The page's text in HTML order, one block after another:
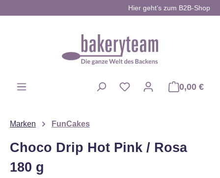
Hier geht’s zum B2B-Shop
0,00 €
Marken FunCakes
Choco Drip Hot Pink / Rosa
180 g